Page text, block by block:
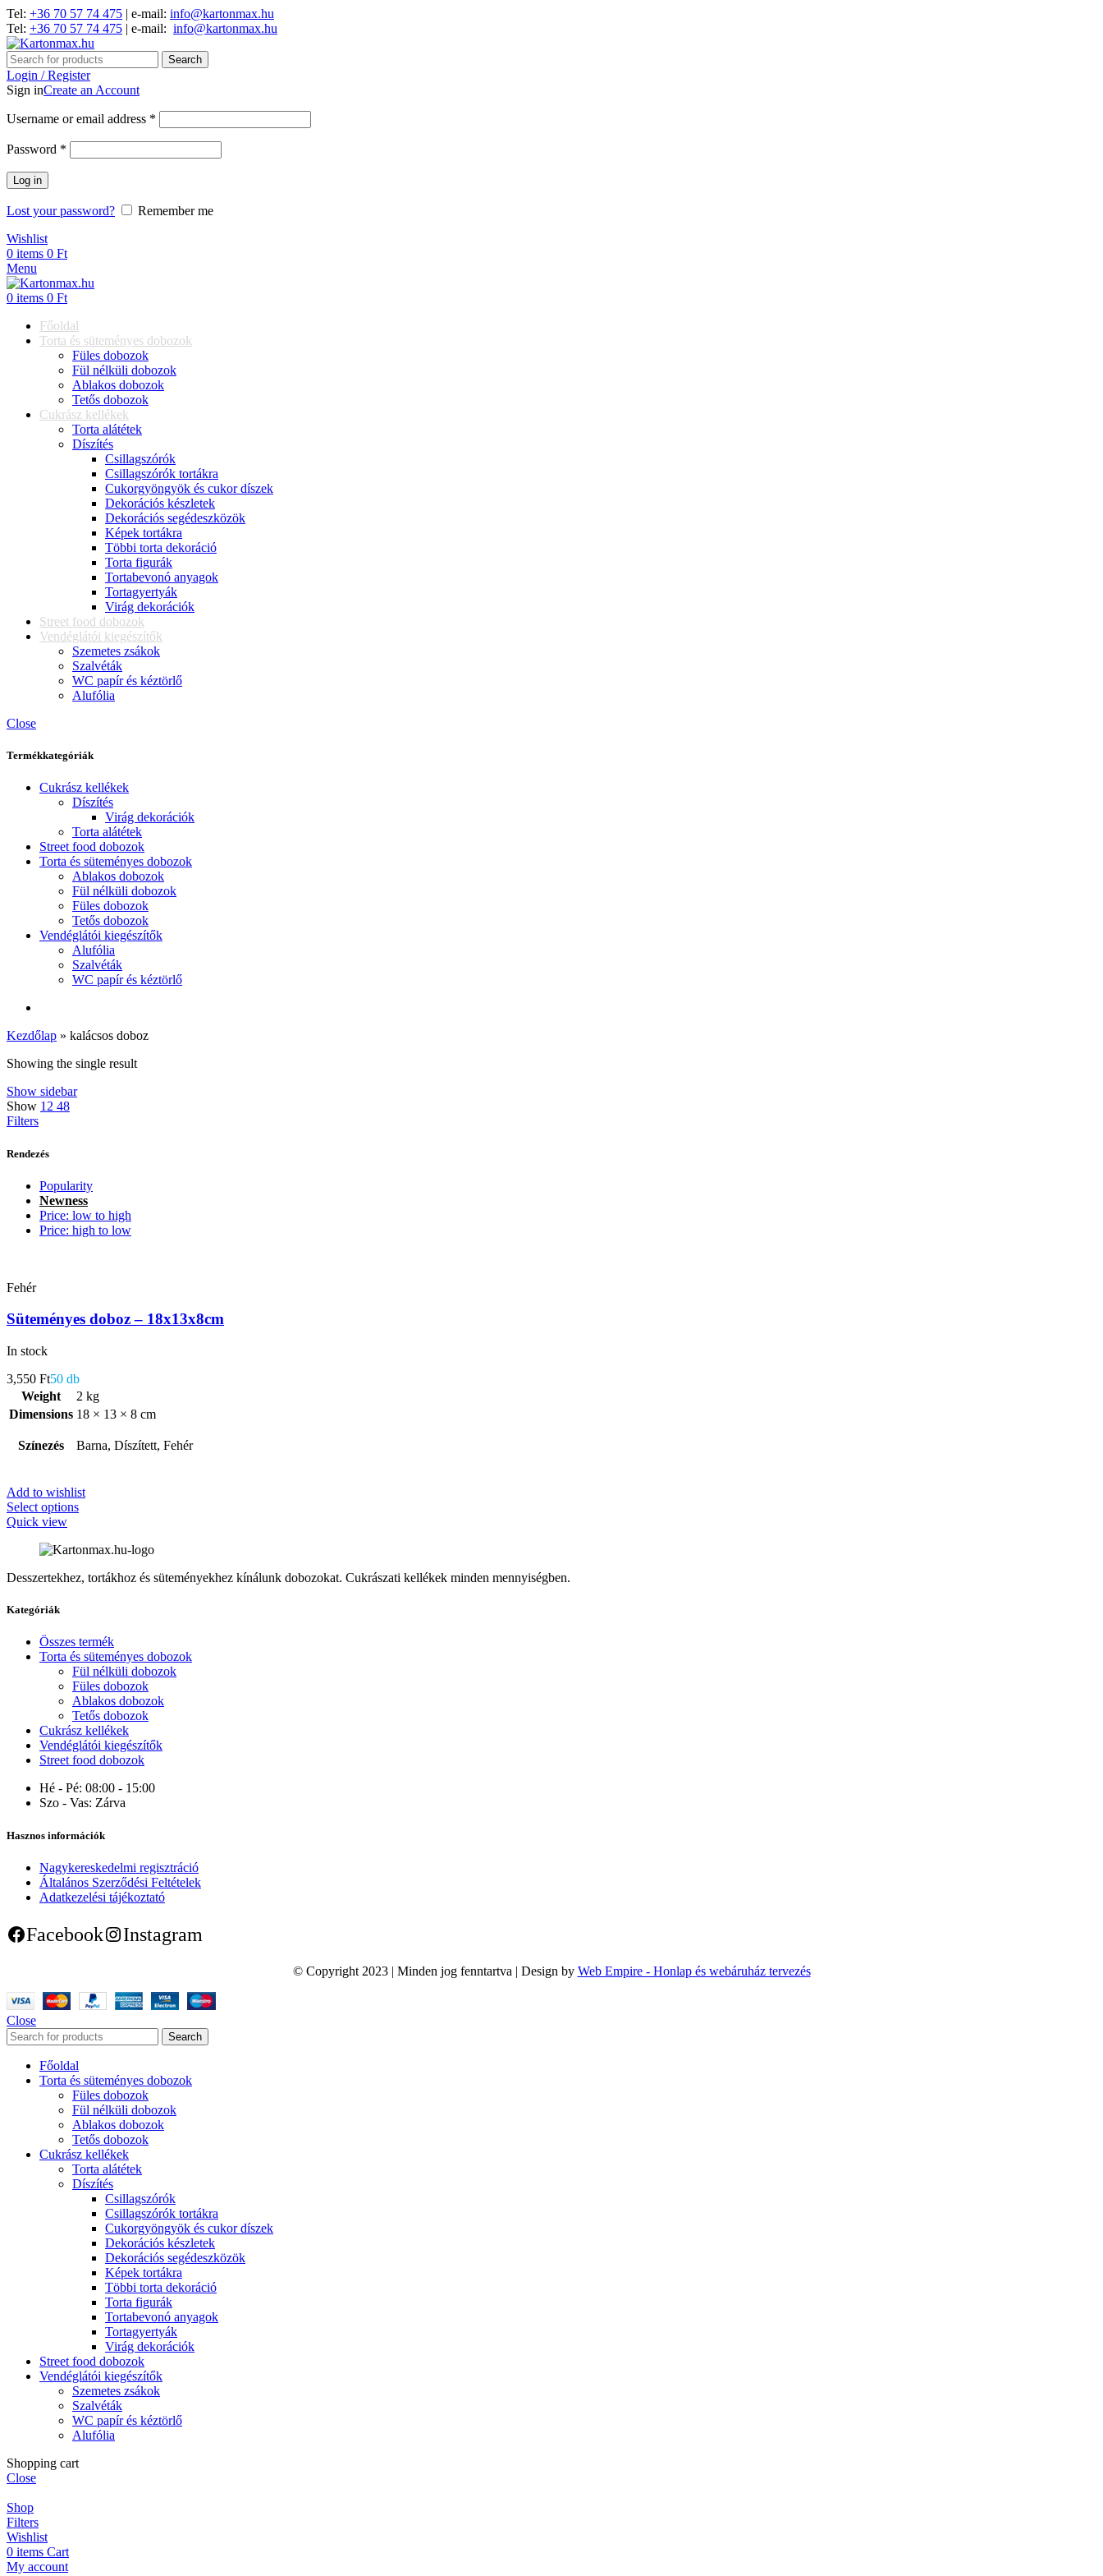
Tel: +36 70 57 74 475 | e-mail: info@kartonmax.hu
Tel: +36 70 57 74 475 | e-mail: info@kartonmax.hu
Search
Login / Register
Sign inCreate an Account
Username or email address *
Password *
Log in
Lost your password?
Remember me
Wishlist
0 items 0 Ft
Menu
0 items 0 Ft
Főoldal
Torta és süteményes dobozok
Füles dobozok
Fül nélküli dobozok
Ablakos dobozok
Tetős dobozok
Cukrász kellékek
Torta alátétek
Díszítés
Csillagszórók
Csillagszórók tortákra
Cukorgyöngyök és cukor díszek
Dekorációs készletek
Dekorációs segédeszközök
Képek tortákra
Többi torta dekoráció
Torta figurák
Tortabevonó anyagok
Tortagyertyák
Virág dekorációk
Street food dobozok
Vendéglátói kiegészítők
Szemetes zsákok
Szalvéták
WC papír és kéztörlő
Alufólia
Close
Termékkategóriák
Cukrász kellékek
Díszítés
Virág dekorációk
Torta alátétek
Street food dobozok
Torta és süteményes dobozok
Ablakos dobozok
Fül nélküli dobozok
Füles dobozok
Tetős dobozok
Vendéglátói kiegészítők
Alufólia
Szalvéták
WC papír és kéztörlő
Kezdőlap » kalácsos doboz
Showing the single result
Show sidebar
Show 12 48
Filters
Rendezés
Popularity
Newness
Price: low to high
Price: high to low
Fehér
Süteményes doboz – 18x13x8cm
In stock
3,550 Ft50 db
Weight
2 kg
Dimensions 18 × 13 × 8 cm
Színezés Barna, Díszített, Fehér
Add to wishlist
Select options
Quick view
Desszertekhez, tortákhoz és süteményekhez kínálunk dobozokat. Cukrászati kellékek minden mennyiségben.
Kategóriák
Összes termék
Torta és süteményes dobozok
Fül nélküli dobozok
Füles dobozok
Ablakos dobozok
Tetős dobozok
Cukrász kellékek
Vendéglátói kiegészítők
Street food dobozok
Hé - Pé: 08:00 - 15:00
Szo - Vas: Zárva
Hasznos információk
Nagykereskedelmi regisztráció
Általános Szerződési Feltételek
Adatkezelési tájékoztató
Facebook Instagram
© Copyright 2023 | Minden jog fenntartva | Design by Web Empire - Honlap és webáruház tervezés
Close
Search
Főoldal
Torta és süteményes dobozok
Füles dobozok
Fül nélküli dobozok
Ablakos dobozok
Tetős dobozok
Cukrász kellékek
Torta alátétek
Díszítés
Csillagszórók
Csillagszórók tortákra
Cukorgyöngyök és cukor díszek
Dekorációs készletek
Dekorációs segédeszközök
Képek tortákra
Többi torta dekoráció
Torta figurák
Tortabevonó anyagok
Tortagyertyák
Virág dekorációk
Street food dobozok
Vendéglátói kiegészítők
Szemetes zsákok
Szalvéták
WC papír és kéztörlő
Alufólia
Shopping cart
Close
Shop
Filters
Wishlist
0 items Cart
My account